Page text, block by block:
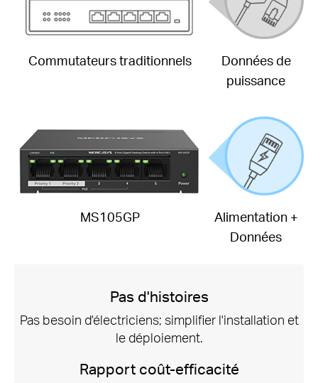
Commutateurs traditionnels
Données de
puissance
MS105GP
Alimentation +
Données
Pas d'histoires
Pas besoin d'électriciens; simplifier l'installation et
le déploiement.
Rapport coût-efficacité